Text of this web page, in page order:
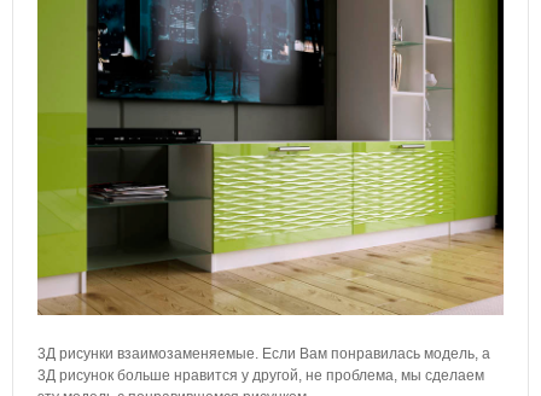
3Д рисунки взаимозаменяемые. Если Вам понравилась модель, а
3Д рисунок больше нравится у другой, не проблема, мы сделаем